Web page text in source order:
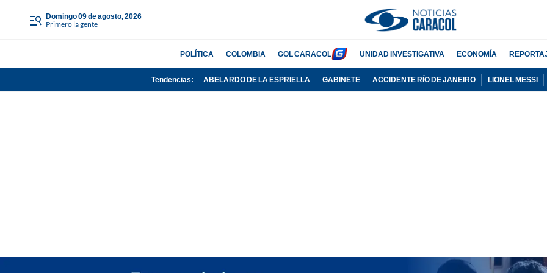
domingo 09 de agosto, 2026
Primero la gente
POLÍTICA COLOMBIA GOL CARACOL UNIDAD INVESTIGATIVA ECONOMÍA
Tendencias: ABELARDO DE LA ESPRIELLA GABINETE ACCIDENTE RÍO DE JANEIRO LIONEL MESSI